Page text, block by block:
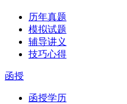
历年真题
模拟试题
辅导讲义
技巧心得
函授
函授学历